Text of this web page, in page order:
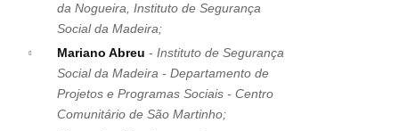
da Nogueira, Instituto de Segurança
Social da Madeira;
Mariano Abreu - Instituto de Segurança
Social da Madeira - Departamento de
Projetos e Programas Sociais - Centro
Comunitário de São Martinho;